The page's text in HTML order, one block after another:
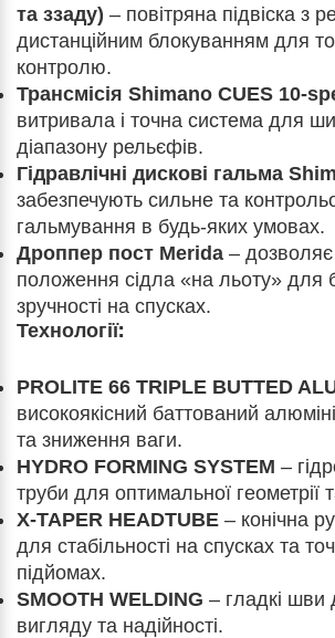
та ззаду) – повітряна підвіска з
дистанційним блокуванням для
контролю.
Трансмісія Shimano CUES 10-
витривала і точна система для
діапазону рельєфів.
Гідравлічні дискові гальма
забезпечують сильне та
гальмування в будь-яких умовах.
Дроппер пост Merida –
положення сідла «на льоту» для
зручності на спусках.
Технології:
PROLITE 66 TRIPLE BUTTED
високоякісний баттований
та зниження ваги.
HYDRO FORMING SYSTEM –
труби для оптимальної геометрії
X-TAPER HEADTUBE – конічна
для стабільності на спусках та
підйомах.
SMOOTH WELDING – гладкі
вигляду та надійності.